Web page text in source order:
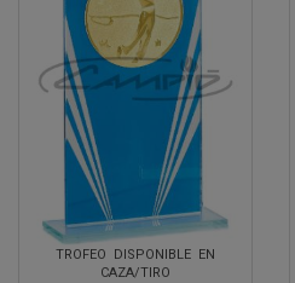
TROFEO DISPONIBLE EN
CAZA/TIRO